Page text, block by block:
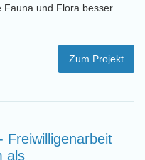
Fauna und Flora besser
Zum Projekt
Freiwilligenarbeit
als